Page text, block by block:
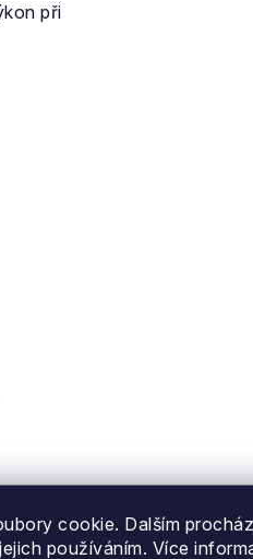
cookie. Dalším
používáním. Více
při